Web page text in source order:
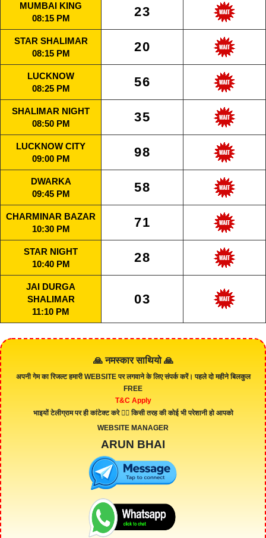
MUMBAI KING
08:15 PM
23
STAR SHALIMAR
08:15 PM
20
LUCKNOW
08:25 PM
56
SHALIMAR NIGHT
08:50 PM
35
LUCKNOW CITY
09:00 PM
98
DWARKA
09:45 PM
58
CHARMINAR BAZAR
10:30 PM
71
STAR NIGHT
10:40 PM
28
JAI DURGA
SHALIMAR
11:10 PM
03
🙏 नमस्कार साथियो 🙏
अपनी गेम का रिजल्ट हमारीWEBSITEपर लगवाने के लिए संपर्क करें। पहले दो महीने बिलकुल
FREE
T&C Apply
भाइयों टेलीग्राम पर ही कांटेक्ट करे 👇🏻 किसी तरह की कोई भी परेशानी हो आपको
WEBSITE MANAGER
ARUN BHAI